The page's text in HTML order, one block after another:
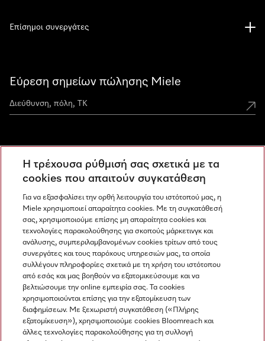
Εύρεση σημείων πώλησης Miele
Ανακαλύψτε τα Miele Experience Center
Newsletter
Επίσημοι συνεργάτες
Miele στο Instagram
Miele στο Facebook
Miele στο Youtube
Η τρέχουσα ρύθμισή σας σχετικά με τα
cookies που απαιτούν συγκατάθεση
Για να εξασφαλίσει την ορθή λειτουργία του ιστότοπού μας, η
Miele χρησιμοποιεί απαραίτητα cookies. Με τη συγκατάθεσή
σας, χρησιμοποιούμε επίσης μη απαραίτητα cookies και
τεχνολογίες παρακολούθησης για σκοπούς μάρκετινγκ και
ανάλυσης, συμπεριλαμβανομένων cookies τρίτων από τους
συνεργάτες και τους παρόχους υπηρεσιών μας, τα οποία
συλλέγουν πληροφορίες σχετικά με τη χρήση του ιστότοπου
από εσάς και μας βοηθούν να εξατομικεύσουμε και να
βελτιώσουμε την online εμπειρία σας. Τα cookies
χρησιμοποιούνται επίσης για την εξατομίκευση των
διαφημίσεων. Με ξεχωριστή συγκατάθεση («Πλήρης
εξατομίκευση»), χρησιμοποιούμε cookies Bloomreach και
άλλες τεχνολογίες παρακολούθησης για τη συλλογή